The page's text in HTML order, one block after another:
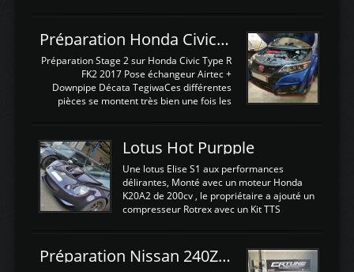
d'envoyer l'information de la large bande
dans le boitier. sydney sweeney deepfake
La sortie 0-5V de l'afr sera connectée sur
l'entrée AN Volt 8 et GndAN pour
Analogique, et Volt car l'information est une
tension (Pas une résistance variable d'un
est temps de brancher le ...
Préparation Honda Civic Type R FK2
Préparation Stage 2 sur Honda Civic Type R
FK2 2017 Pose échangeur Airtec +
Downpipe Décata TegiwaCes différentes
pièces se montent très bien une fois les
légere découpe du plastique inferieur,
negénant en rien la structure ou le
fonctionnement du fond plat. Une
reprogrammation Stage 2 est faite sur le
calculateur d'origine. Une alternative
économique au passage sur Hondata
d'origine 310cv et 400Nn , Une fois
reprogrammé et les ...
Lotus Hot Purpple
Une lotus Elise S1 aux performances
délirantes, Monté avec un moteur Honda
K20A2 de 200cv , le propriétaire a ajouté un
compresseur Rotrex avec un Kit TTS
d'augmenter la puissance de son moteur:
un watercooler a été ajouté. 300Cv sans
Préparation Nissan 240Z SR20DET